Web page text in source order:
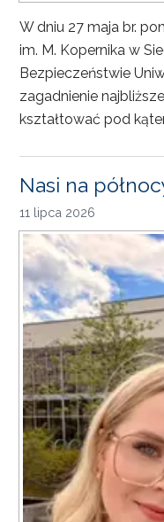
W dniu 27 maja br.
im. M. Kopernika w
Bezpieczeństwie
zagadnienie
kształtować pod
Nasi na
11 lipca 2026